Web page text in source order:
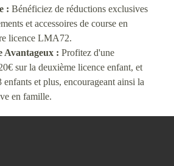
: Bénéficiez de réductions exclusives
et accessoires de course en
licence LMA72.
Avantageux : Profitez d'une
sur la deuxième licence enfant, et
et plus, encourageant ainsi la
en famille.